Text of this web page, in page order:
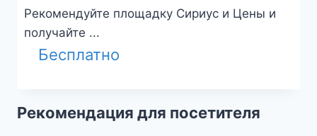
Рекомендуйте площадку Сириус и Цены и
получайте ...
Бесплатно
Рекомендация для посетителя